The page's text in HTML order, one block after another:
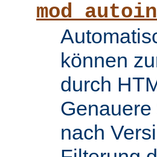
können
durch
nach